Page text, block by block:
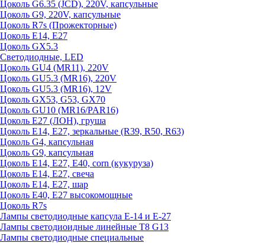
Цоколь G6.35 (JCD), 220V, капсульные
Цоколь G9, 220V, капсульные
Цоколь R7s (Прожекторные)
Цоколь E14, E27
Цоколь GX5.3
Светодиодные, LED
Цоколь GU4 (MR11), 220V
Цоколь GU5.3 (MR16), 220V
Цоколь GU5.3 (MR16), 12V
Цоколь GX53, G53, GX70
Цоколь GU10 (MR16/PAR16)
Цоколь Е27 (ЛОН), груша
Цоколь Е14, Е27, зеркальные (R39, R50, R63)
Цоколь G4, капсульная
Цоколь G9, капсульная
Цоколь Е14, Е27, Е40, corn (кукуруза)
Цоколь Е14, Е27, свеча
Цоколь Е14, Е27, шар
Цоколь Е40, Е27 высокомощные
Цоколь R7s
Лампы светодиодные капсула Е-14 и Е-27
Лампы светодиоидные линейные T8 G13
Лампы светодиодные специальные